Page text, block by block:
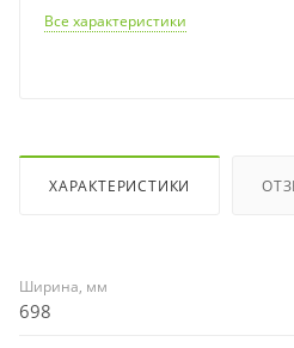
Все характеристики
ХАРАКТЕРИСТИКИ
Ширина, мм
698